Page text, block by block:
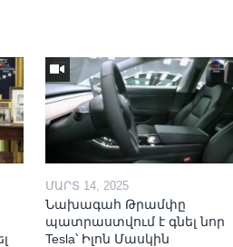
ՄԱՐՏ 14, 2025
Նախագահ Թրամփը
պատրաստվում է գնել նոր
Tesla՝ Իլոն Մասկին